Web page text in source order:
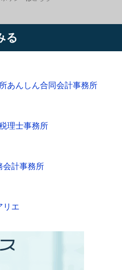
る
あんしん合同会計事務所
理士事務所
会計事務所
リエ